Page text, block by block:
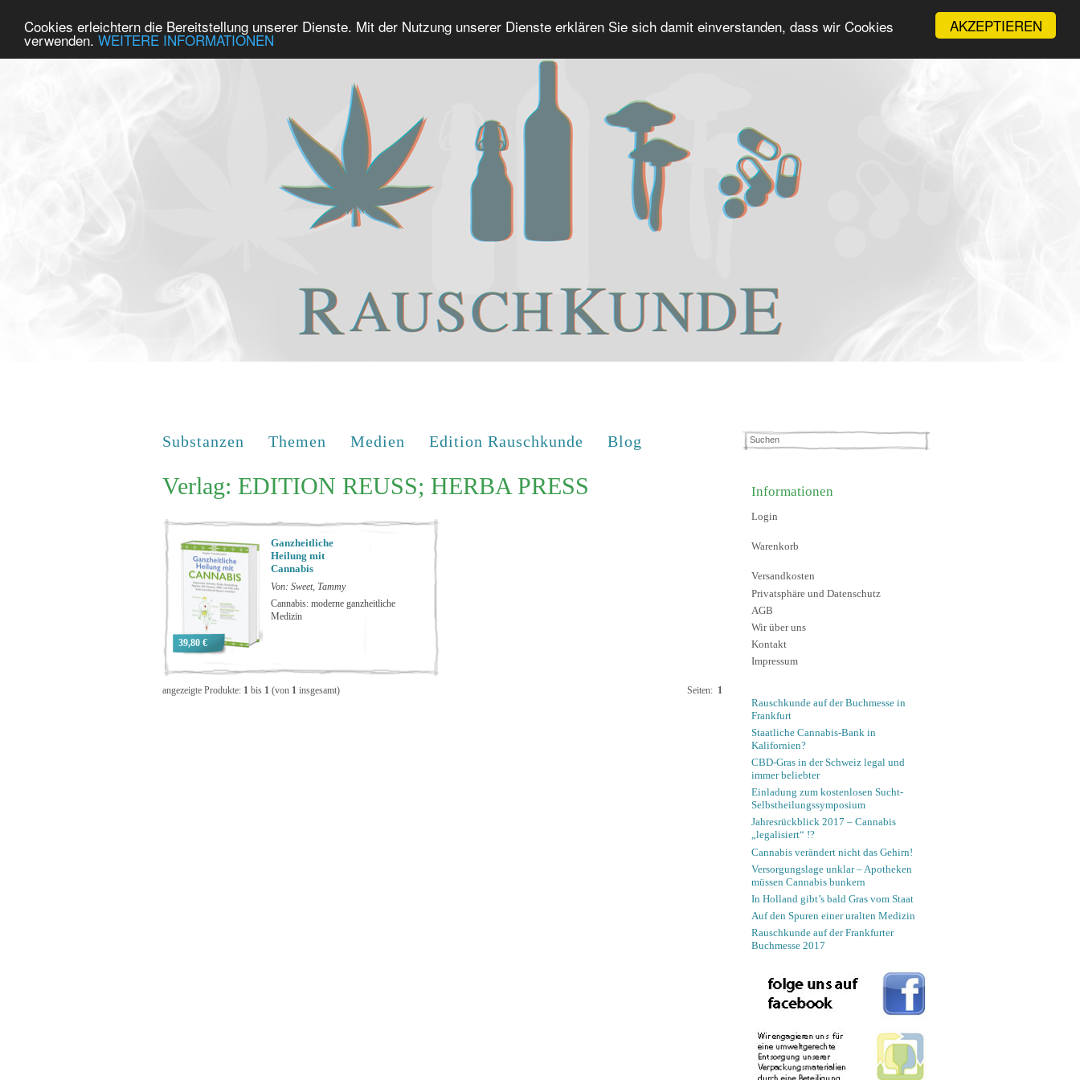
AKZEPTIEREN
Cookies erleichtern die Bereitstellung unserer Dienste. Mit der Nutzung unserer Dienste erklären Sie sich damit einverstanden, dass wir Cookies
verwenden. WEITERE INFORMATIONEN
Substanzen Themen Medien Edition Rauschkunde Blog
Informationen
Login
Warenkorb
Versandkosten
Privatsphäre und Datenschutz
AGB
Wir über uns
Kontakt
Impressum
Rauschkunde auf der Buchmesse in
Frankfurt
Staatliche Cannabis-Bank in
Kalifornien?
CBD-Gras in der Schweiz legal und
immer beliebter
Einladung zum kostenlosen Sucht-
Selbstheilungssymposium
Jahresrückblick 2017 – Cannabis
„legalisiert“ !?
Cannabis verändert nicht das Gehirn!
Versorgungslage unklar – Apotheken
müssen Cannabis bunkern
In Holland gibt’s bald Gras vom Staat
Auf den Spuren einer uralten Medizin
Rauschkunde auf der Frankfurter
Buchmesse 2017
Verlag: EDITION REUSS; HERBA PRESS
39,80 €
Ganzheitliche
Heilung mit
Cannabis
Von: Sweet, Tammy
Cannabis: moderne ganzheitliche
Medizin
angezeigte Produkte: 1 bis 1 (von 1 insgesamt) Seiten: 1